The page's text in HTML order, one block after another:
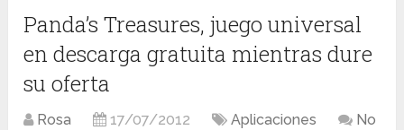
Panda’s Treasures, juego universal
en descarga gratuita mientras dure
su oferta
Rosa 17/07/2012 Aplicaciones
No